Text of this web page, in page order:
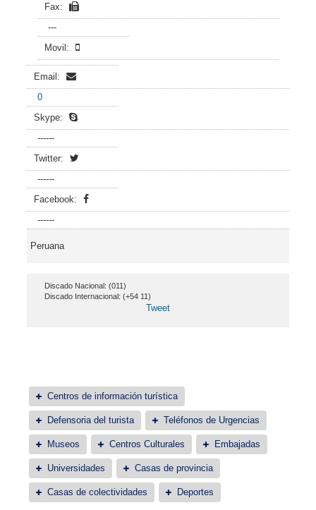
Fax:
---
Movil:
Email:
0
Skype:
------
Twitter:
------
Facebook:
------
Peruana
Discado Nacional: (011)
Discado Internacional: (+54 11)
Tweet
Centros de información turística
Defensoria del turista Teléfonos de Urgencias
Museos Centros Culturales Embajadas
Universidades Casas de provincia
Casas de colectividades Deportes